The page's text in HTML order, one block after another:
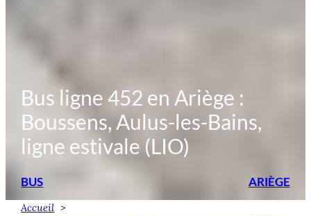
Bus ligne 452 en Ariège :
Boussens, Aulus-les-Bains,
ligne estivale (LIO)
BUS ARIÈGE
Accueil